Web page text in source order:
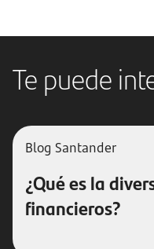
Te puede
Blog Santander
¿Qué es la
financieros?